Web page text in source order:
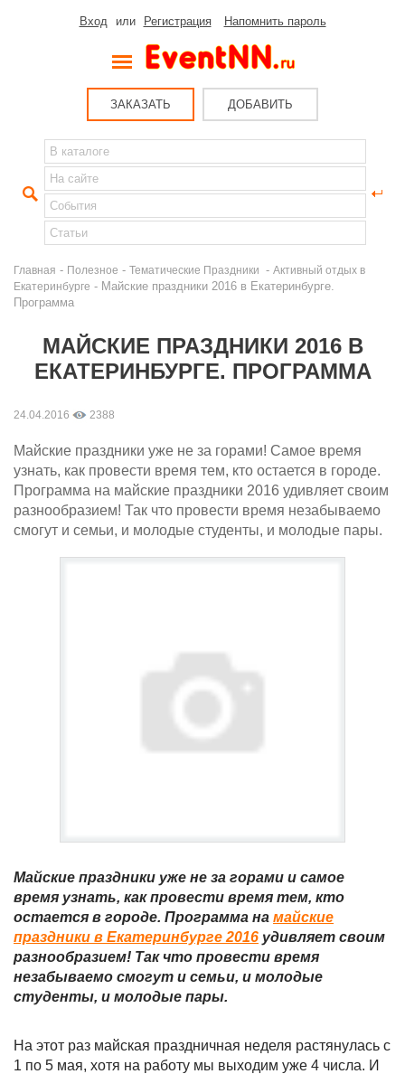
Вход или Регистрация Напомнить пароль
ЗАКАЗАТЬ ДОБАВИТЬ
Главная - Полезное - Тематические Праздники - Активный отдых в
Екатеринбурге - Майские праздники 2016 в Екатеринбурге.
Программа
МАЙСКИЕ ПРАЗДНИКИ 2016 В
ЕКАТЕРИНБУРГЕ. ПРОГРАММА
24.04.2016 2388
Майские праздники уже не за горами! Самое время
узнать, как провести время тем, кто остается в городе.
Программа на майские праздники 2016 удивляет своим
разнообразием! Так что провести время незабываемо
смогут и семьи, и молодые студенты, и молодые пары.
Майские праздники уже не за горами и самое
время узнать, как провести время тем, кто
остается в городе. Программа на майские
праздники в Екатеринбурге 2016 удивляет своим
разнообразием! Так что провести время
незабываемо смогут и семьи, и молодые
студенты, и молодые пары.
На этот раз майская праздничная неделя растянулась с
1 по 5 мая, хотя на работу мы выходим уже 4 числа. И